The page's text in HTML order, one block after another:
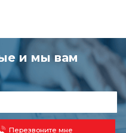
и мы вам